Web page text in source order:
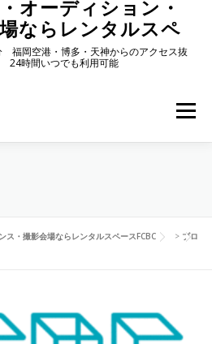
オーディション・
ならレンタルスペ
福岡空港・博多・天神からのアクセス抜
時間いつでも利用可能
メニュー
イベント よくある質問
ス・撮影会場ならレンタルスペースFCBC > ブロ